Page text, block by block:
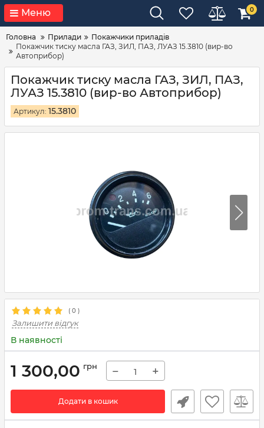
Меню 0
Головна Прилади
Покажчики приладів
Покажчик тиску масла ГАЗ, ЗИЛ, ПАЗ, ЛУАЗ 15.3810 (вир-во
Автоприбор)
Покажчик тиску масла ГАЗ, ЗИЛ, ПАЗ,
ЛУАЗ 15.3810 (вир-во Автоприбор)
Артикул: 15.3810
( 0 )
Залишити відгук
В наявності
1 300,00 грн − +
Додати в кошик